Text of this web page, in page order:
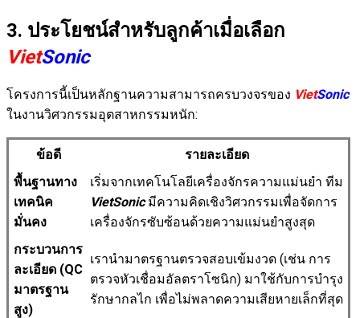
3. ประโยชน์สำหรับลูกค้าเมื่อเลือก
VietSonic
โครงการนี้เป็นหลักฐานความสามารถครบวงจรของ VietSonic
ในงานวิศวกรรมอุตสาหกรรมหนัก:
ข้อดี
รายละเอียด
พื้นฐานทาง
เทคนิค
มั่นคง
เริ่มจากเทคโนโลยีเครื่องจักรความแม่นยำ ทีม
VietSonicมีความคิดเชิงวิศวกรรมเพื่อจัดการ
เครื่องจักรซับซ้อนด้วยความแม่นยำสูงสุด
กระบวนการ
ละเอียด (QC
มาตรฐาน
สูง)
เรานำมาตรฐานตรวจสอบเข้มงวด (เช่น การ
ตรวจหัวเชื่อมอัลตราโซนิก) มาใช้กับการบำรุง
รักษากลไก เพื่อไม่พลาดความเสียหายเล็กที่สุด